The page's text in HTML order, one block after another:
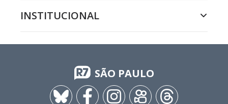
INSTITUCIONAL
SÃO PAULO